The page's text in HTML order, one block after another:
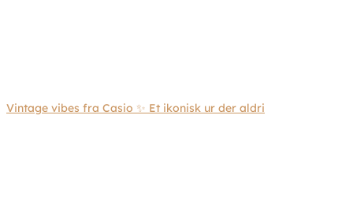
Vintage vibes fra Casio ✨ Et ikonisk ur der aldri